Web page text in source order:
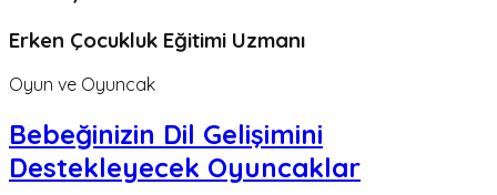
Erken Çocukluk Eğitimi Uzmanı
Oyun ve Oyuncak
Bebeğinizin Dil Gelişimini
Destekleyecek Oyuncaklar